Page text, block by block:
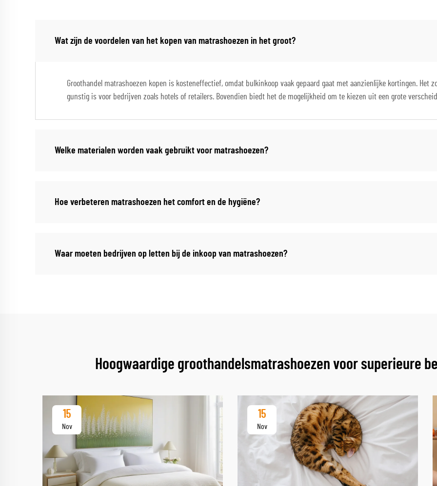
Wat zijn de voordelen van het kopen van matrashoezen in het groot?
Groothandel matrashoezen kopen is kosteneffectief, omdat bulkinkoop vaak gepaard gaat met aanzienlijke kortingen. Het
gunstig is voor bedrijven zoals hotels of retailers. Bovendien biedt het de mogelijkheid om te kiezen uit een grote
Welke materialen worden vaak gebruikt voor matrashoezen?
Hoe verbeteren matrashoezen het comfort en de hygiëne?
Waar moeten bedrijven op letten bij de inkoop van matrashoezen?
Hoogwaardige groothandelsmatrashoezen voor superieure
15
Nov
15
Nov